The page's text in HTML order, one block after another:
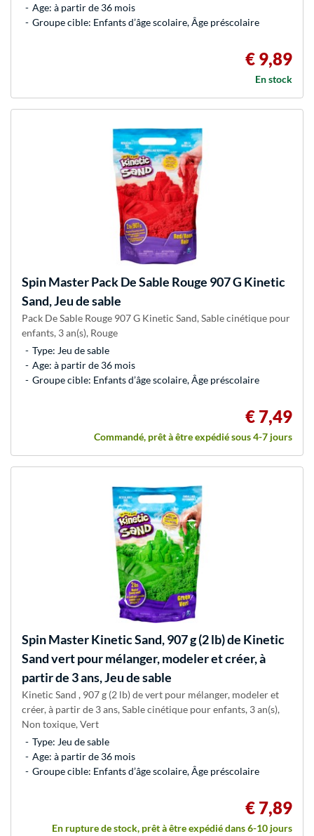
Age: à partir de 36 mois
Groupe cible: Enfants d’âge scolaire, Âge préscolaire
€ 9,89
En stock
Spin MasterPack De Sable Rouge 907 G Kinetic
Sand, Jeu de sable
Pack De Sable Rouge 907 G Kinetic Sand, Sable cinétique pour
enfants, 3 an(s), Rouge
Type: Jeu de sable
Age: à partir de 36 mois
Groupe cible: Enfants d’âge scolaire, Âge préscolaire
€ 7,49
Commandé, prêt à être expédié sous 4-7 jours
Spin MasterKinetic Sand, 907 g (2 lb) de Kinetic
Sand vert pour mélanger, modeler et créer, à
partir de 3 ans, Jeu de sable
Kinetic Sand , 907 g (2 lb) de vert pour mélanger, modeler et
créer, à partir de 3 ans, Sable cinétique pour enfants, 3 an(s),
Non toxique, Vert
Type: Jeu de sable
Age: à partir de 36 mois
Groupe cible: Enfants d’âge scolaire, Âge préscolaire
€ 7,89
En rupture de stock, prêt à être expédié dans 6-10 jours